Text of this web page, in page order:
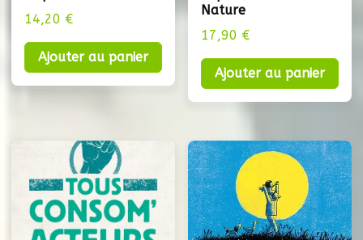
14,20 €
Ajouter au panier
Nature
17,90 €
Ajouter au panier